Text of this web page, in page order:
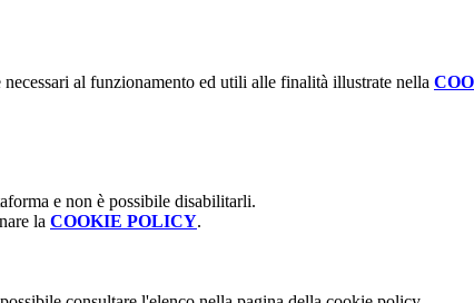
al funzionamento ed utili alle finalità illustrate nella
e non è possibile disabilitarli.
la COOKIE POLICY.